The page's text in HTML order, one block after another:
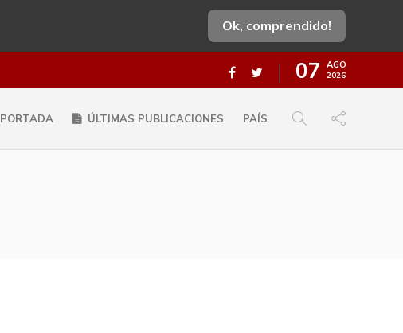
Ok, comprendido!
07 AGO
2026
PORTADA ÚLTIMAS PUBLICACIONES PAÍS